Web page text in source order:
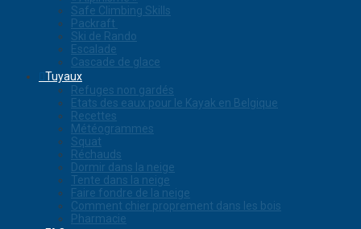
Safe Climbing Skills
Packraft
Ski de Rando
Escalade
Cascade de glace
Tuyaux
Refuges non gardés
Etats des eaux pour le Kayak en Belgique
Recettes
Météogrammes
Squat
Réchauds
Dormir dans la neige
Tente dans la neige
Faire fondre de la neige
Comment chier proprement dans les bois
Pharmacie